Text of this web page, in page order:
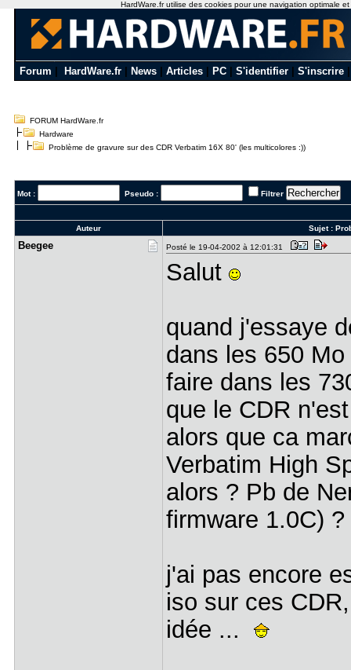
Forum HardWare.fr News Articles PC S'identifier S'inscrire
FORUM HardWare.fr
Hardware
Problème de gravure sur des CDR Verbatim 16X 80' (les multicolores :))
Mot : Pseudo : Filtrer
Auteur Sujet :
Beegee Posté le 19-04-2002 à 12:01:31
Salut
quand j'essaye
dans les 650
faire dans les
que le CDR
alors que ca
Verbatim High
alors ? Pb de
firmware 1.0C) ?
j'ai pas encore
iso sur ces
idée ...
HardWare.fr utilise des cookies pour une navigation optimale